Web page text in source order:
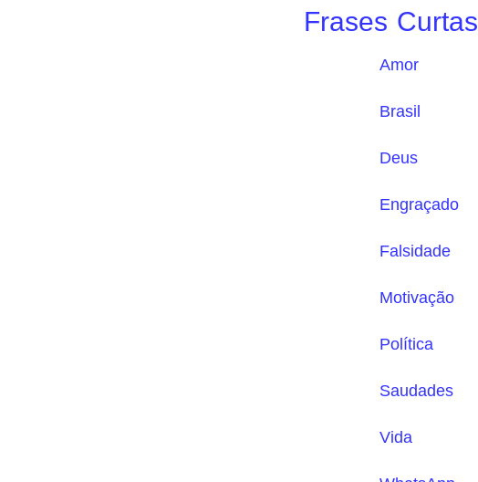
Frases Curtas
Amor
Brasil
Deus
Engraçado
Falsidade
Motivação
Política
Saudades
Vida